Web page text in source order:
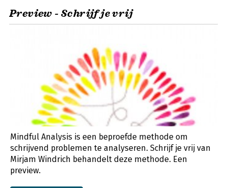
Preview - Schrijf je vrij
Mindful Analysis is een beproefde methode om
schrijvend problemen te analyseren. Schrijf je vrij van
Mirjam Windrich behandelt deze methode. Een
preview.